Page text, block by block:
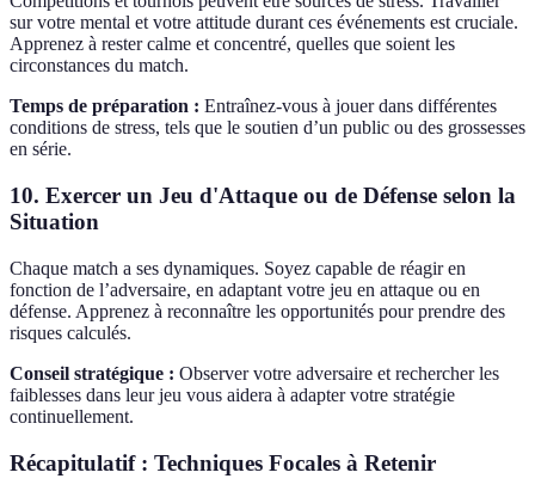
sur votre mental et votre attitude durant ces événements est cruciale.
Apprenez à rester calme et concentré, quelles que soient les
circonstances du match.
Temps de préparation : Entraînez-vous à jouer dans différentes
conditions de stress, tels que le soutien d’un public ou des grossesses
en série.
10. Exercer un Jeu d'Attaque ou de Défense selon la
Situation
Chaque match a ses dynamiques. Soyez capable de réagir en
fonction de l’adversaire, en adaptant votre jeu en attaque ou en
défense. Apprenez à reconnaître les opportunités pour prendre des
risques calculés.
Conseil stratégique : Observer votre adversaire et rechercher les
faiblesses dans leur jeu vous aidera à adapter votre stratégie
continuellement.
Récapitulatif : Techniques Focales à Retenir